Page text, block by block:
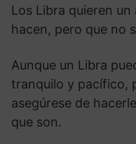
Los Libra quieren
hacen, pero que no
Aunque un Libra
tranquilo y pacífico,
asegúrese de
que son.